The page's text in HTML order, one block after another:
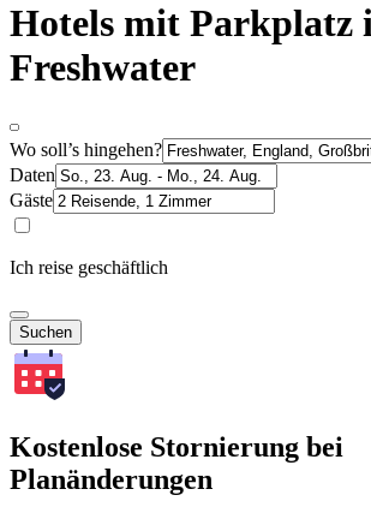
Hotels mit Parkplatz
Freshwater
Wo soll’s hingehen?
Daten
Gäste
Ich reise geschäftlich
Suchen
Kostenlose Stornierung bei
Planänderungen